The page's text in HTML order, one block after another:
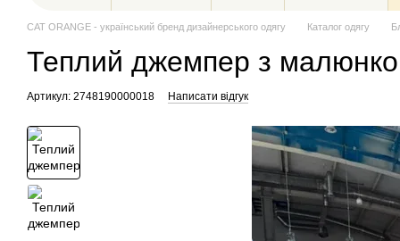
CAT ORANGE - український бренд дизайнерського одягу Каталог одягу
Теплий джемпер з
Артикул: 2748190000018 Написати відгук